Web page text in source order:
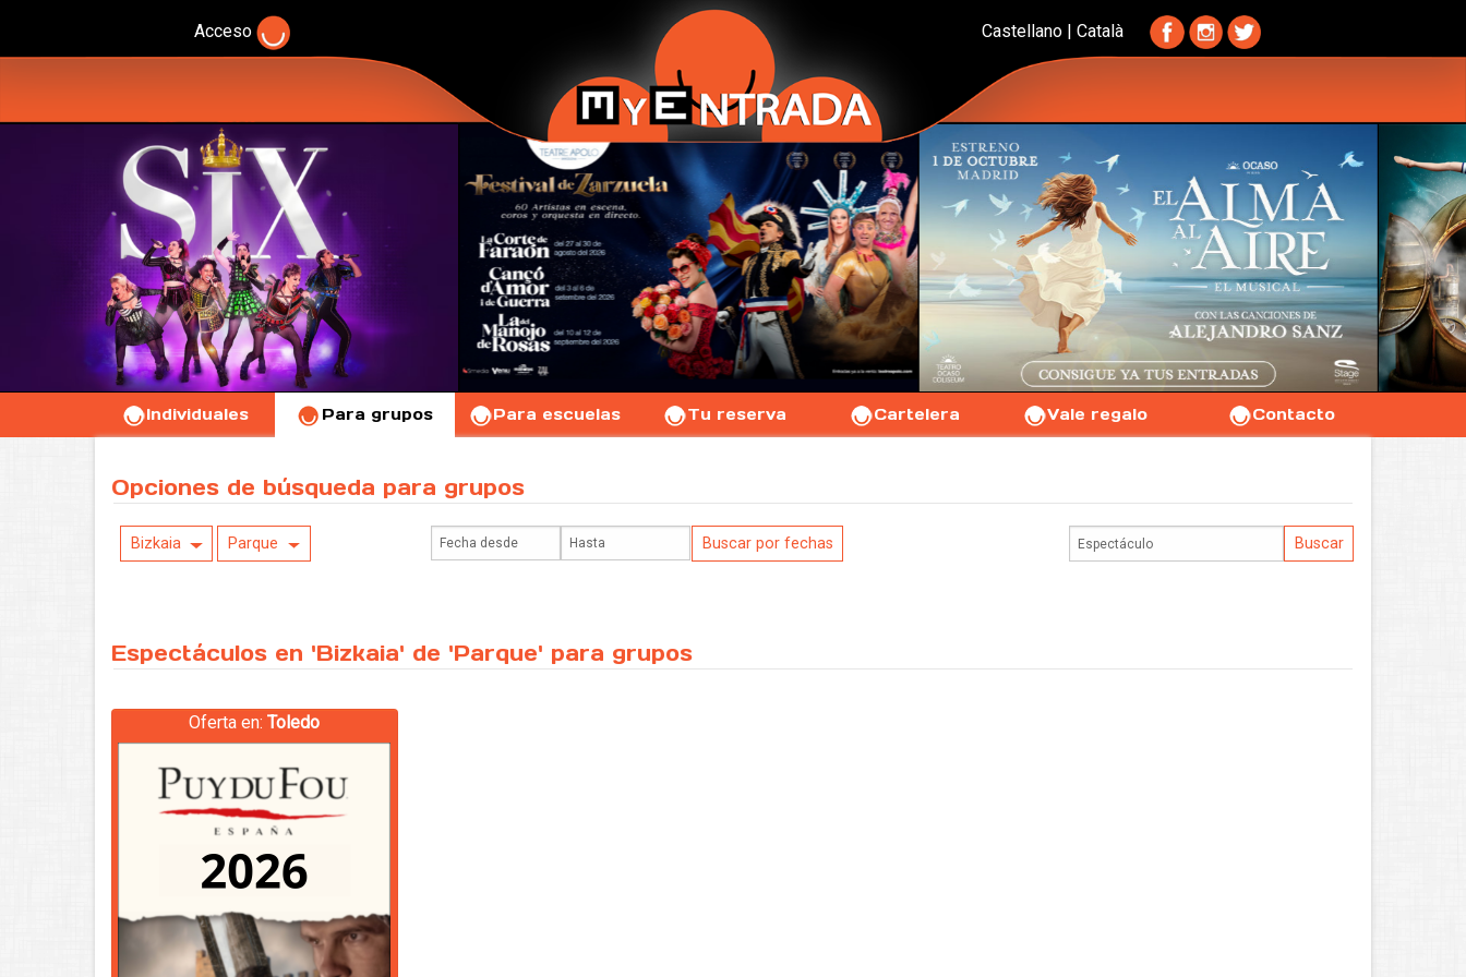
Acceso Castellano |Català
Individuales Para grupos Para escuelas Tu reserva Cartelera Vale regalo Contacto
Opciones de búsqueda para grupos
Bizkaia Parque
Espectáculos en 'Bizkaia' de 'Parque' para grupos
Oferta en:Toledo